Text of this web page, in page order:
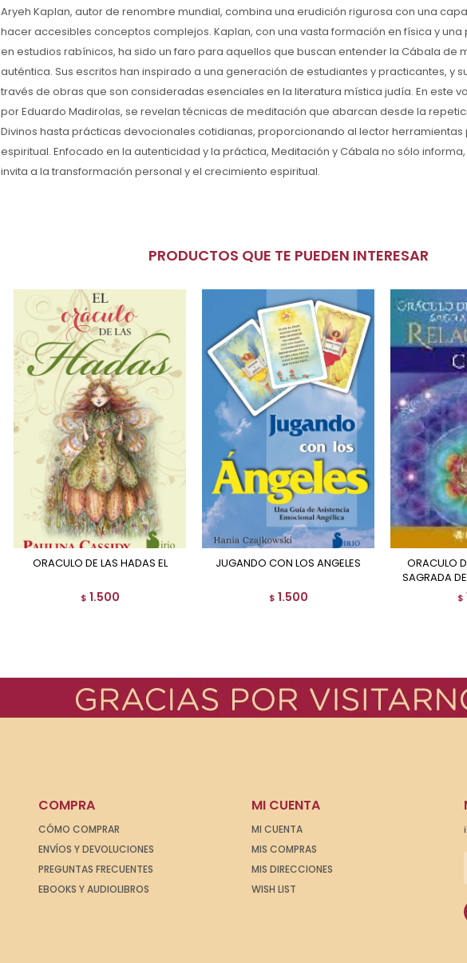
Aryeh Kaplan, autor de renombre mundial, combina una erudición rigurosa con una
hacer accesibles conceptos complejos. Kaplan, con una vasta formación en física y
en estudios rabínicos, ha sido un faro para aquellos que buscan entender la Cábala de
auténtica. Sus escritos han inspirado a una generación de estudiantes y practicantes, y
través de obras que son consideradas esenciales en la literatura mística judía. En este
por Eduardo Madirolas, se revelan técnicas de meditación que abarcan desde la
Divinos hasta prácticas devocionales cotidianas, proporcionando al lector
espiritual. Enfocado en la autenticidad y la práctica, Meditación y Cábala no sólo
invita a la transformación personal y el crecimiento espiritual.
PRODUCTOS QUE TE PUEDEN INTERESAR
ORACULO DE LAS HADAS EL
$ 1.500
JUGANDO CON LOS ANGELES
$ 1.500
ORACULO DE LA GEOMETRIA
SAGRADA
$
COMPRA
CÓMO COMPRAR
ENVÍOS Y DEVOLUCIONES
PREGUNTAS FRECUENTES
EBOOKS Y AUDIOLIBROS
MI CUENTA
MI CUENTA
MIS COMPRAS
MIS DIRECCIONES
WISH LIST